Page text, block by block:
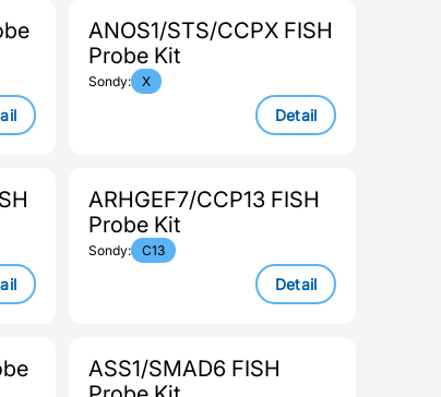
ANOS1/STS/CCPX FISH
Probe Kit
Sondy: X
Detail
ARHGEF7/CCP13 FISH
Probe Kit
Sondy: C13
Detail
ASS1/SMAD6 FISH